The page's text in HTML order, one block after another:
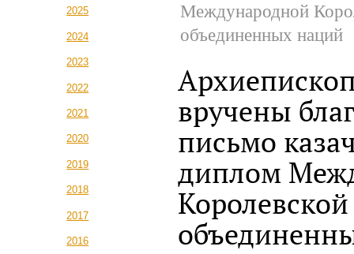
2025
2024
2023
2022
2021
2020
2019
2018
2017
2016
Международной
объединенных наций
вручены
письмо
диплом